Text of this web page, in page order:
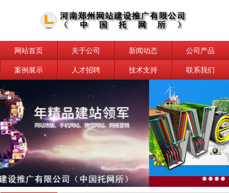
网站首页 关于公司 新闻动态 公司产品
案例展示 人才招聘 技术支持 联系我们